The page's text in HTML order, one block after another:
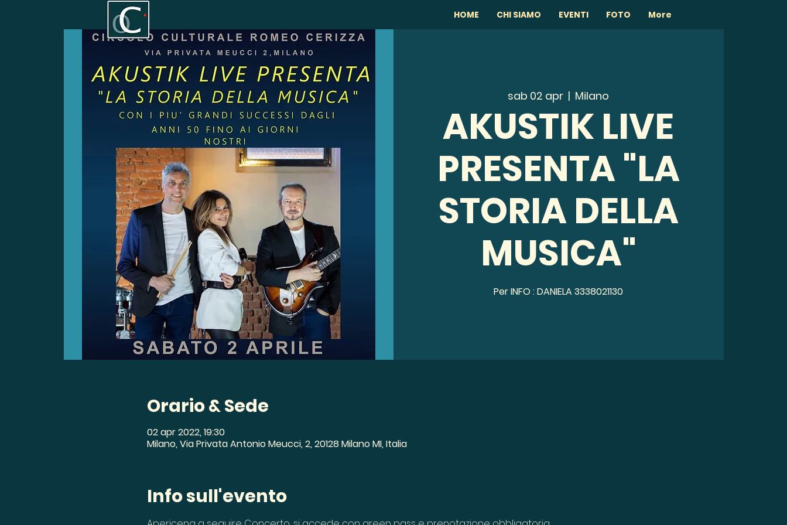
sab 02 apr
  |
Milano
AKUSTIK LIVE
PRESENTA "LA
STORIA DELLA
MUSICA"
Per INFO : DANIELA 3338021130
Orario & Sede
02 apr 2022, 19:30
Milano, Via Privata Antonio Meucci, 2, 20128 Milano MI, Italia
Info sull'evento
HOME CHI SIAMO EVENTI FOTO More